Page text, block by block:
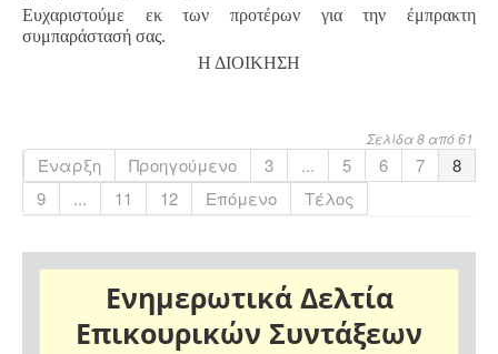
Ευχαριστούμε εκ των προτέρων για την έμπρακτη
συμπαράστασή σας.
Η ΔΙΟΙΚΗΣΗ
Σελίδα 8 από 61
Έναρξη Προηγούμενο 3 ... 5 6 7
8
9
... 11 12 Επόμενο Τέλος
Ενημερωτικά Δελτία
Επικουρικών Συντάξεων